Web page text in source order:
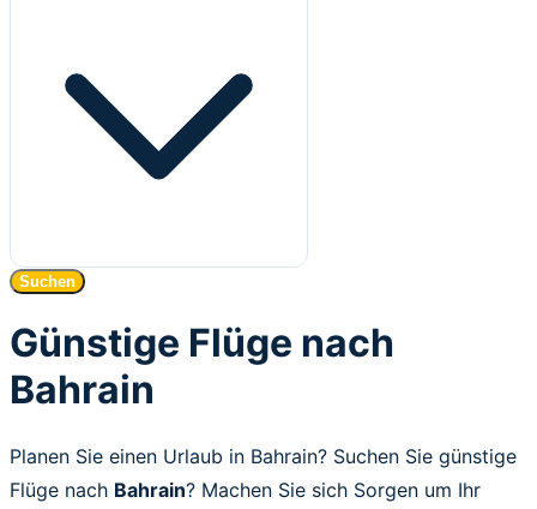
Suchen
Günstige Flüge nach
Bahrain
Planen Sie einen Urlaub in Bahrain? Suchen Sie günstige
Flüge nach Bahrain? Machen Sie sich Sorgen um Ihr